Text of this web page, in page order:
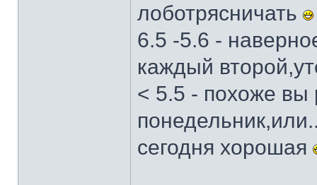
лоботрясничать
6.5 -5.6 -
каждый
< 5.5 - похоже вы
сегодня хорошая